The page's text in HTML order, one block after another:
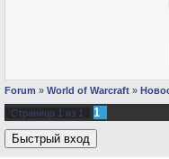
Forum » World of Warcraft »
Страница 1 из 1 1